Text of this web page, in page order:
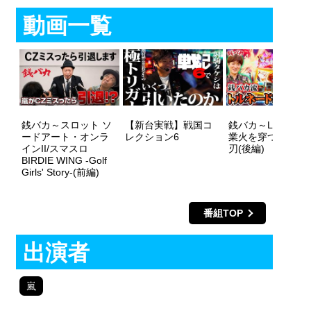
動画一覧
銭バカ～スロット ソ
ードアート・オンラ
インII/スマスロ
BIRDIE WING -Golf
Girls' Story-(前編)
【新台実戦】戦国コ
レクション6
銭バカ～L戦国乙
業火を穿つ宿焔の
刃(後編)
番組TOP
出演者
嵐